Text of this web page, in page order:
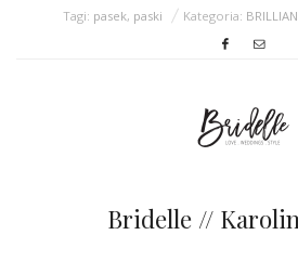
Tagi: pasek, paski Kategoria:
Bridelle //